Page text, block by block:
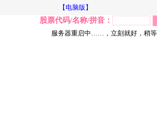
【电脑版】
股票代码/名称/拼音：
服务器重启中……，立刻就好，稍等